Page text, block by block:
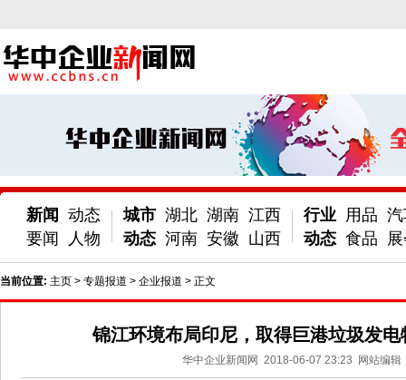
新闻
要闻
动态
人物
城市
动态
湖北 湖南 江西
河南 安徽 山西
行业
动态
用品
食品
当前位置: 主页 > 专题报道 > 企业报道 > 正文
锦江环境布局印尼，取得巨港垃圾发电
华中企业新闻网 2018-06-07 23:23 网站编辑